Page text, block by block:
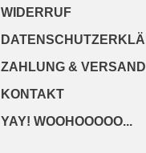
WIDERRUF
ZAHLUNG & VERSAND
KONTAKT
YAY! WOOHOOOOO...